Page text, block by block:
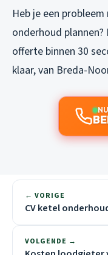
Heb je een
onderhoud plannen?
offerte binnen 30
klaar, van Breda-
← VORIGE
CV ketel
VOLGENDE →